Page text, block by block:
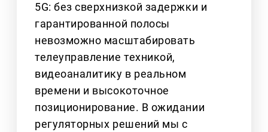
5G: без сверхнизкой задержки и
гарантированной полосы
невозможно масштабировать
телеуправление техникой,
видеоаналитику в реальном
времени и высокоточное
позиционирование. В ожидании
регуляторных решений мы с